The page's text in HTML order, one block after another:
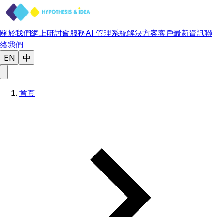
關於我們網上研討會服務AI 管理系統解決方案客戶最新資訊聯
絡我們
EN
中
首頁